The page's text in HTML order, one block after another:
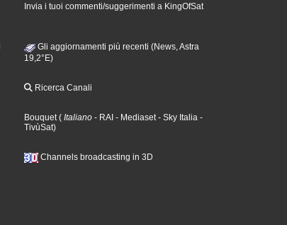
Invia i tuoi commenti/suggerimenti a KingOfSat
Gli aggiornamenti più recenti (News, Astra
19,2°E)
Ricerca Canali
Bouquet( Italiano - RAI - Mediaset- Sky Italia -
TivùSat)
Channels broadcasting in 3D